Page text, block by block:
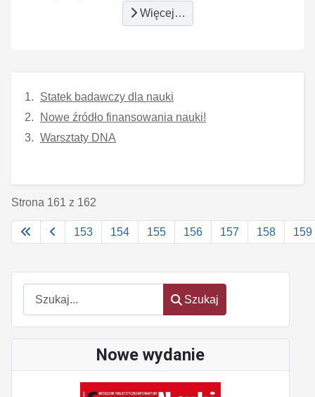
Szukaj
Szukaj
Nowe wydanie
Więcej…
Statek badawczy dla nauki
Nowe źródło finansowania nauki!
Warsztaty DNA
Strona 161 z 162
153 154 155 156 157 158 159